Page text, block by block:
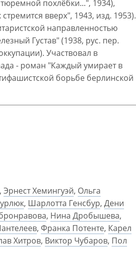
похлёбки...", 1934),
вверх", 1943, изд. 1953).
направленностью
Густав" (1938, рус. пер.
Участвовал в
- роман "Каждый умирает в
борьбе берлинской
, Эрнест Хемингуэй, Ольга
, Шарлотта Генсбур, Дени
, Нина Дробышева,
, Франка Потенте, Карел
Хитров, Виктор Чубаров, Пол